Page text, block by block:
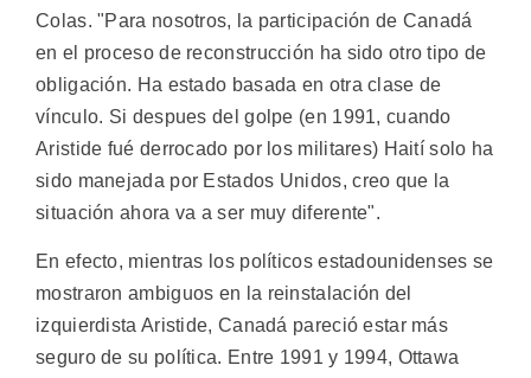
Colas. "Para nosotros, la participación de Canadá
en el proceso de reconstrucción ha sido otro tipo de
obligación. Ha estado basada en otra clase de
vínculo. Si despues del golpe (en 1991, cuando
Aristide fué derrocado por los militares) Haití solo ha
sido manejada por Estados Unidos, creo que la
situación ahora va a ser muy diferente".
En efecto, mientras los políticos estadounidenses se
mostraron ambiguos en la reinstalación del
izquierdista Aristide, Canadá pareció estar más
seguro de su política. Entre 1991 y 1994, Ottawa